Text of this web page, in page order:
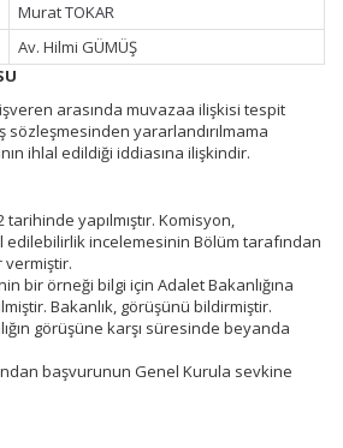
Murat TOKAR
Av. Hilmi GÜMÜŞ
arasında muvazaa ilişkisi tespit
sözleşmesinden yararlandırılmama
ihlal edildiği iddiasına ilişkindir.
yapılmıştır. Komisyon,
incelemesinin Bölüm tarafından
vermiştir.
bir örneği bilgi için Adalet Bakanlığına
Bakanlık, görüşünü bildirmiştir.
görüşüne karşı süresinde beyanda
başvurunun Genel Kurula sevkine